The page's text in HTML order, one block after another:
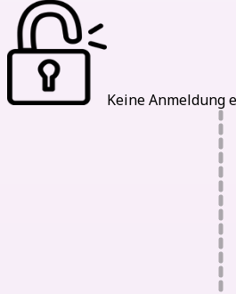
Keine Anmeldung